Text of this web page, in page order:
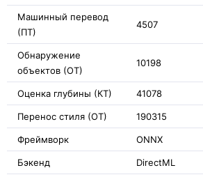
Машинный перевод
(ПТ)
4507
Обнаружение
объектов (ОТ)
10198
Оценка глубины (КТ) 41078
Перенос стиля (ОТ) 190315
Фреймворк ONNX
Бэкенд DirectML